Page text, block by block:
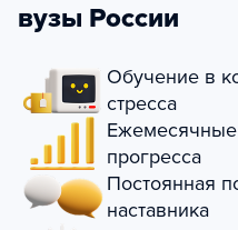
вузы России
Обучение в
стресса
Ежемесячные
прогресса
Постоянная
наставника